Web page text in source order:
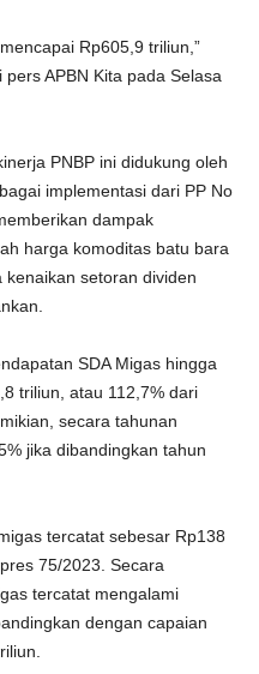
Rp605,9 triliun,”
APBN Kita pada Selasa
PNBP ini didukung oleh
implementasi dari PP No
dampak
harga komoditas batu bara
setoran dividen
SDA Migas hingga
triliun, atau 112,7% dari
secara tahunan
jika dibandingkan tahun
tercatat sebesar Rp138
75/2023. Secara
tercatat mengalami
dengan capaian